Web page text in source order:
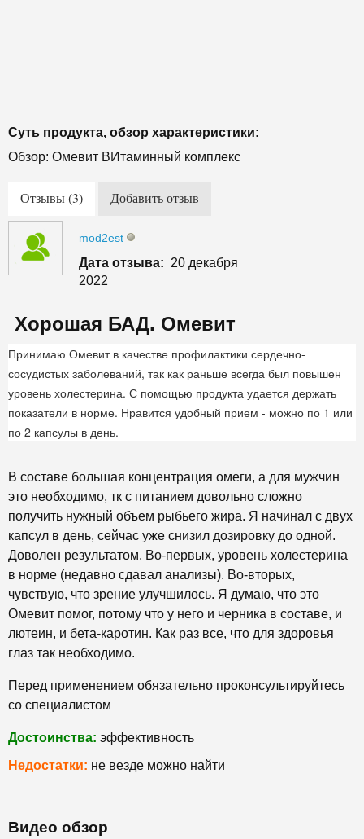
Суть продукта, обзор характеристики:
Обзор: Омевит ВИтаминный комплекс
Отзывы (3) Добавить отзыв
mod2est
Дата отзыва: 20 декабря
2022
Хорошая БАД. Омевит
Принимаю Омевит в качестве профилактики сердечно-
сосудистых заболеваний, так как раньше всегда был повышен
уровень холестерина. С помощью продукта удается держать
показатели в норме. Нравится удобный прием - можно по 1 или
по 2 капсулы в день.
В составе большая концентрация омеги, а для мужчин
это необходимо, тк с питанием довольно сложно
получить нужный объем рыбьего жира. Я начинал с двух
капсул в день, сейчас уже снизил дозировку до одной.
Доволен результатом. Во-первых, уровень холестерина
в норме (недавно сдавал анализы). Во-вторых,
чувствую, что зрение улучшилось. Я думаю, что это
Омевит помог, потому что у него и черника в составе, и
лютеин, и бета-каротин. Как раз все, что для здоровья
глаз так необходимо.
Перед применением обязательно проконсультируйтесь
со специалистом
Достоинства: эффективность
Недостатки: не везде можно найти
Видео обзор